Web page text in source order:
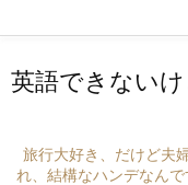
英語できない
旅行大好き、だけど夫
れ、結構なハンデなん